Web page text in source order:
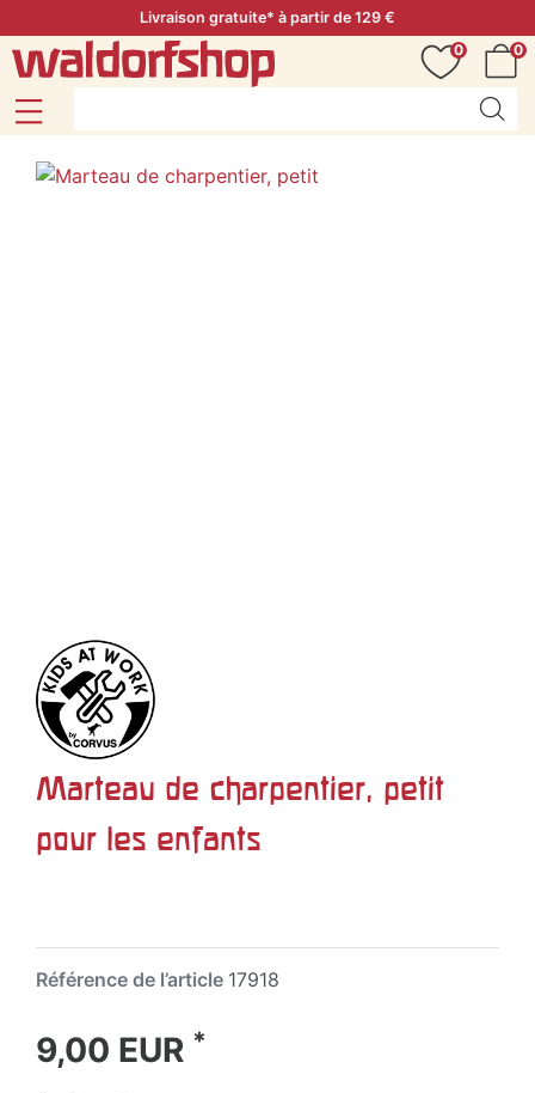
Livraison gratuite* à partir de 129 €
0
0
Marteau de charpentier, petit
pour les enfants
Référence de l’article 17918
9,00 EUR *